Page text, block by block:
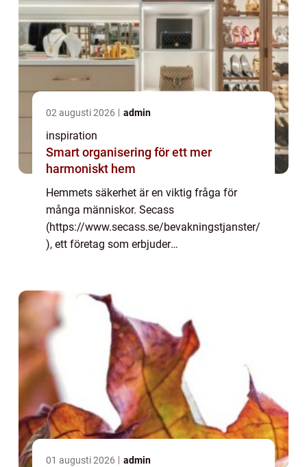
02 augusti 2026 admin
inspiration
Smart organisering för ett mer
harmoniskt hem
Hemmets säkerhet är en viktig fråga för
många människor. Secass
(https://www.secass.se/bevakningstjanster/
), ett företag som erbjuder
familjer och företag är säkra...
01 augusti 2026 admin